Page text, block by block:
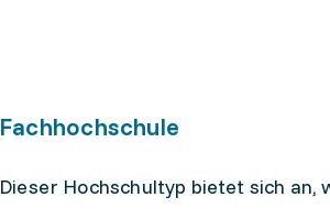
Fachhochschule
Dieser Hochschultyp bietet sich